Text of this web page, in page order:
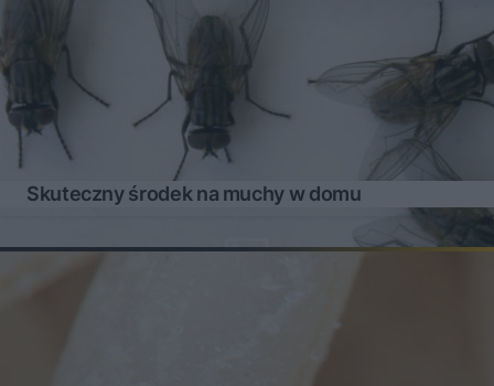
Skuteczny środek na muchy w domu